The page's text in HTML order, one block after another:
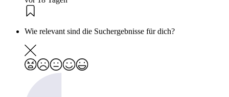
Wie relevant sind die Suchergebnisse für dich?